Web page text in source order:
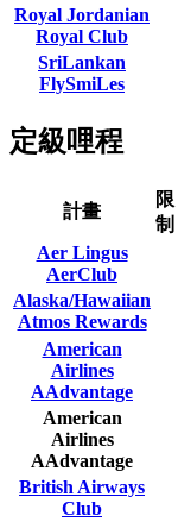
Royal Jordanian
Royal Club
SriLankan
FlySmiLes
定級哩程
計畫
限
制
Aer Lingus
AerClub
Alaska/Hawaiian
Atmos Rewards
American
Airlines
AAdvantage
American
Airlines
AAdvantage
British Airways
Club